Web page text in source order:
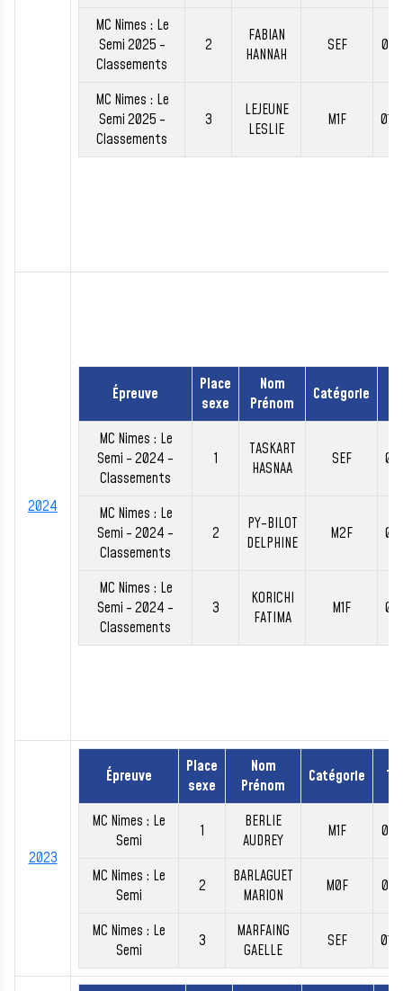
MC Nimes : Le
Semi 2025 -
Classements
2
FABIAN
HANNAH
SEF
MC Nimes : Le
Semi 2025 -
Classements
3
LEJEUNE
LESLIE
M1F
2024
Épreuve
Place
sexe
Nom
Prénom
Catégorie
MC Nimes : Le
Semi - 2024 -
Classements
1
TASKART
HASNAA
SEF
MC Nimes : Le
Semi - 2024 -
Classements
2
PY-BILOT
DELPHINE
M2F
MC Nimes : Le
Semi - 2024 -
Classements
3
KORICHI
FATIMA
M1F
2023
Épreuve
Place
sexe
Nom
Prénom
Catégorie
MC Nimes : Le
Semi
1
BERLIE
AUDREY
M1F
MC Nimes : Le
Semi
2
BARLAGUET
MARION
M0F
MC Nimes : Le
Semi
3
MARFAING
GAELLE
SEF